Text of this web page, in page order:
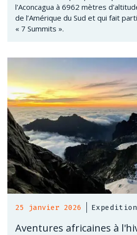
l'Aconcagua à 6962 mètres
de l’Amérique du Sud et qui fait
« 7 Summits ».
25 janvier 2026
Aventures africaines à